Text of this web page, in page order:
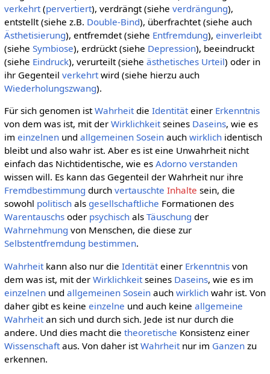
verkehrt(pervertiert), verdrängt (siehe verdrängung),
entstellt (siehe z.B. Double-Bind), überfrachtet (siehe auch
Ästhetisierung), entfremdet (siehe Entfremdung), einverleibt
(siehe Symbiose), erdrückt (siehe Depression), beeindruckt
(siehe Eindruck), verurteilt (siehe ästhetisches Urteil) oder in
ihr Gegenteil verkehrtwird (siehe hierzu auch
Wiederholungszwang).
Für sich genomen istWahrheitdie Identitäteiner Erkenntnis
von dem was ist, mit der Wirklichkeitseines Daseins, wie es
im einzelnenund allgemeinen Soseinauch wirklichidentisch
bleibt und also wahr ist. Aber es ist eine Unwahrheit nicht
einfach das Nichtidentische, wie es Adorno verstanden
wissen will. Es kann das Gegenteil der Wahrheit nur ihre
Fremdbestimmung durch vertauschte Inhalte sein, die
sowohl politischals gesellschaftliche Formationen des
Warentauschsoder psychischals Täuschung der
Wahrnehmung von Menschen, die diese zur
Selbstentfremdung bestimmen.
Wahrheitkann also nur die Identitäteiner Erkenntnisvon
dem was ist, mit der Wirklichkeitseines Daseins, wie es im
einzelnenund allgemeinen Soseinauch wirklichwahr ist. Von
daher gibt es keine einzelne und auch keine allgemeine
Wahrheitan sich und durch sich. Jede ist nur durch die
andere. Und dies macht die theoretische Konsistenz einer
Wissenschaftaus. Von daher istWahrheitnur im Ganzenzu
erkennen.